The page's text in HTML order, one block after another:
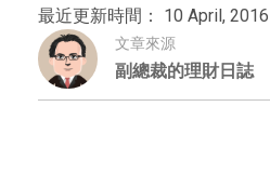
最近更新時間： 10 April, 2016
文章來源
副總裁的理財日誌